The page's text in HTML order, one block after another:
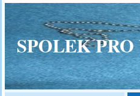
SPOLEK PRO